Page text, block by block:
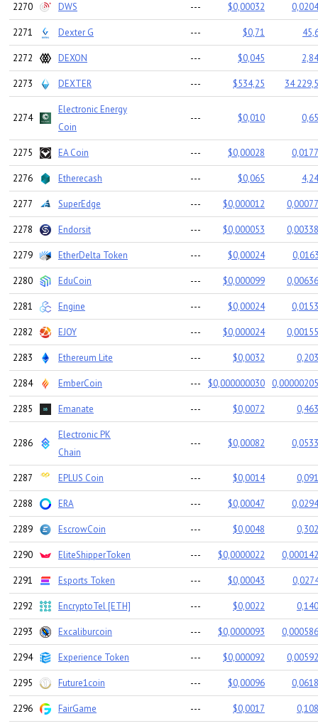
2270 DWS --- $0,00032
2271 Dexter G --- $0,71
2272 DEXON --- $0,045
2273 DEXTER --- $534,25 34
2274
Electronic Energy
Coin
--- $0,010
2275 EA Coin --- $0,00028
2276 Etherecash --- $0,065
2277 SuperEdge --- $0,000012
2278 Endorsit --- $0,000053
2279 EtherDelta Token --- $0,00024
2280 EduCoin --- $0,000099
2281 Engine --- $0,00024
2282 EJOY --- $0,000024
2283 Ethereum Lite --- $0,0032
2284 EmberCoin --- $0,000000030
2285 Emanate --- $0,0072
2286
Electronic PK
Chain
--- $0,00082
2287 EPLUS Coin --- $0,0014
2288 ERA --- $0,00047
2289 EscrowCoin --- $0,0048
2290 EliteShipperToken --- $0,0000022
2291 Esports Token --- $0,00043
2292 EncryptoTel [ETH] --- $0,0022
2293 Excaliburcoin --- $0,0000093
2294 Experience Token --- $0,000092
2295 Future1coin --- $0,00096
2296 FairGame --- $0,0017